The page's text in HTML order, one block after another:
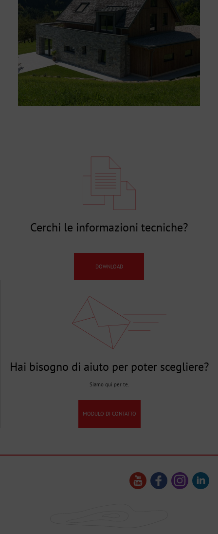
Cerchi le informazioni tecniche?
DOWNLOAD
Hai bisogno di aiuto per poter scegliere?
Siamo qui per te.
MODULO DI CONTATTO